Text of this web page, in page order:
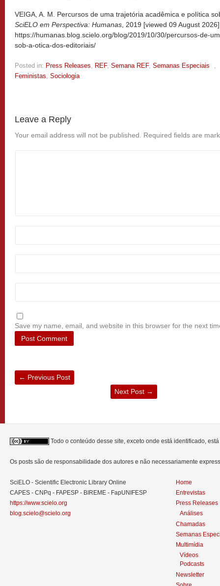
VEIGA, A. M. Percursos de uma trajetória acadêmica e política
SciELO em Perspectiva: Humanas , 2019 [viewed 09 August
https://humanas.blog.scielo.org/blog/2019/10/30/percursos-de-
sob-a-otica-dos-editoriais/
Posted in: Press Releases REF, Semana REF, Semanas Especiais
Feministas Sociologia
Leave a Reply
Your email address will not be published. Required fields are
Save my name, email, and website in this browser for the next
← Previous Post
Next Post →
Todo o conteúdo desse site, exceto onde está identificado,
Os posts são de responsabilidade dos autores e não necessariamente
SciELO - Scientific Electronic Library Online
CAPES - CNPq - FAPESP - BIREME - FapUNIFESP
https://www.scielo.org
blog.scielo@scielo.org
Home
Entrevistas
Press Releases
Análises
Chamadas
Semanas
Multimídia
Vídeos
Podcasts
Newsletter